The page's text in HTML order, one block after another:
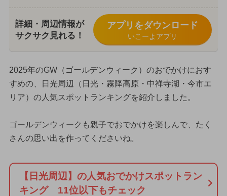
詳細・周辺情報が
サクサク見れる！
アプリをダウンロード
いこーよアプリ
2025年のGW（ゴールデンウィーク）のおでかけにおす
すめの、日光周辺（日光・霧降高原・中禅寺湖・今市エ
リア）の人気スポットランキングを紹介しました。
ゴールデンウィークも親子でおでかけを楽しんで、たく
さんの思い出を作ってくださいね。
【日光周辺】の人気おでかけスポットラン
キング 11位以下もチェック